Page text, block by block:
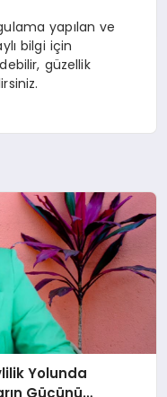
yapılan ve
bilgi için
güzellik
Yolunda
Gücünü